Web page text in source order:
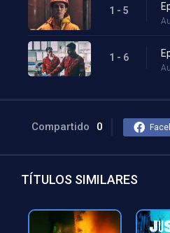
1 - 5
1 - 6
Compartido 0
TÍTULOS SIMILARES